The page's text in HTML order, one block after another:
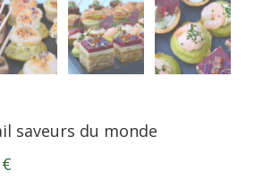
saveurs du monde
€